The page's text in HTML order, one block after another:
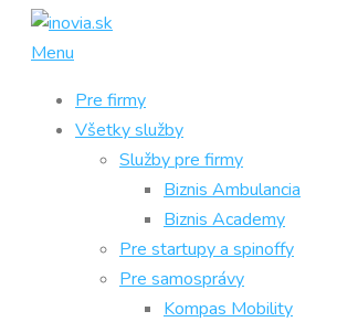
Prejsť
Menu
Pre firmy
Všetky služby
Služby pre firmy
Biznis Ambulancia
Biznis Academy
Pre startupy a spinoffy
Pre samosprávy
Kompas Mobility